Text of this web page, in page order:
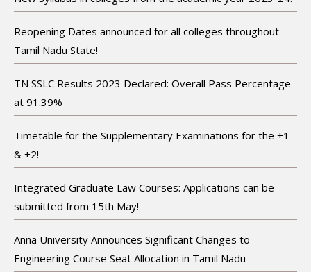
Reopening Dates announced for all colleges throughout
Tamil Nadu State!
TN SSLC Results 2023 Declared: Overall Pass Percentage
at 91.39%
Timetable for the Supplementary Examinations for the +1
& +2!
Integrated Graduate Law Courses: Applications can be
submitted from 15th May!
Anna University Announces Significant Changes to
Engineering Course Seat Allocation in Tamil Nadu